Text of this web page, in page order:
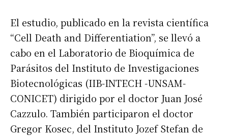
Suscribirme gratis
El estudio, publicado en la revista científica
“Cell Death and Differentiation”, se llevó a
cabo en el Laboratorio de Bioquímica de
Parásitos del Instituto de Investigaciones
Biotecnológicas (IIB-INTECH -UNSAM-
CONICET) dirigido por el doctor Juan José
Cazzulo. También participaron el doctor
Gregor Kosec, del Instituto Jozef Stefan de